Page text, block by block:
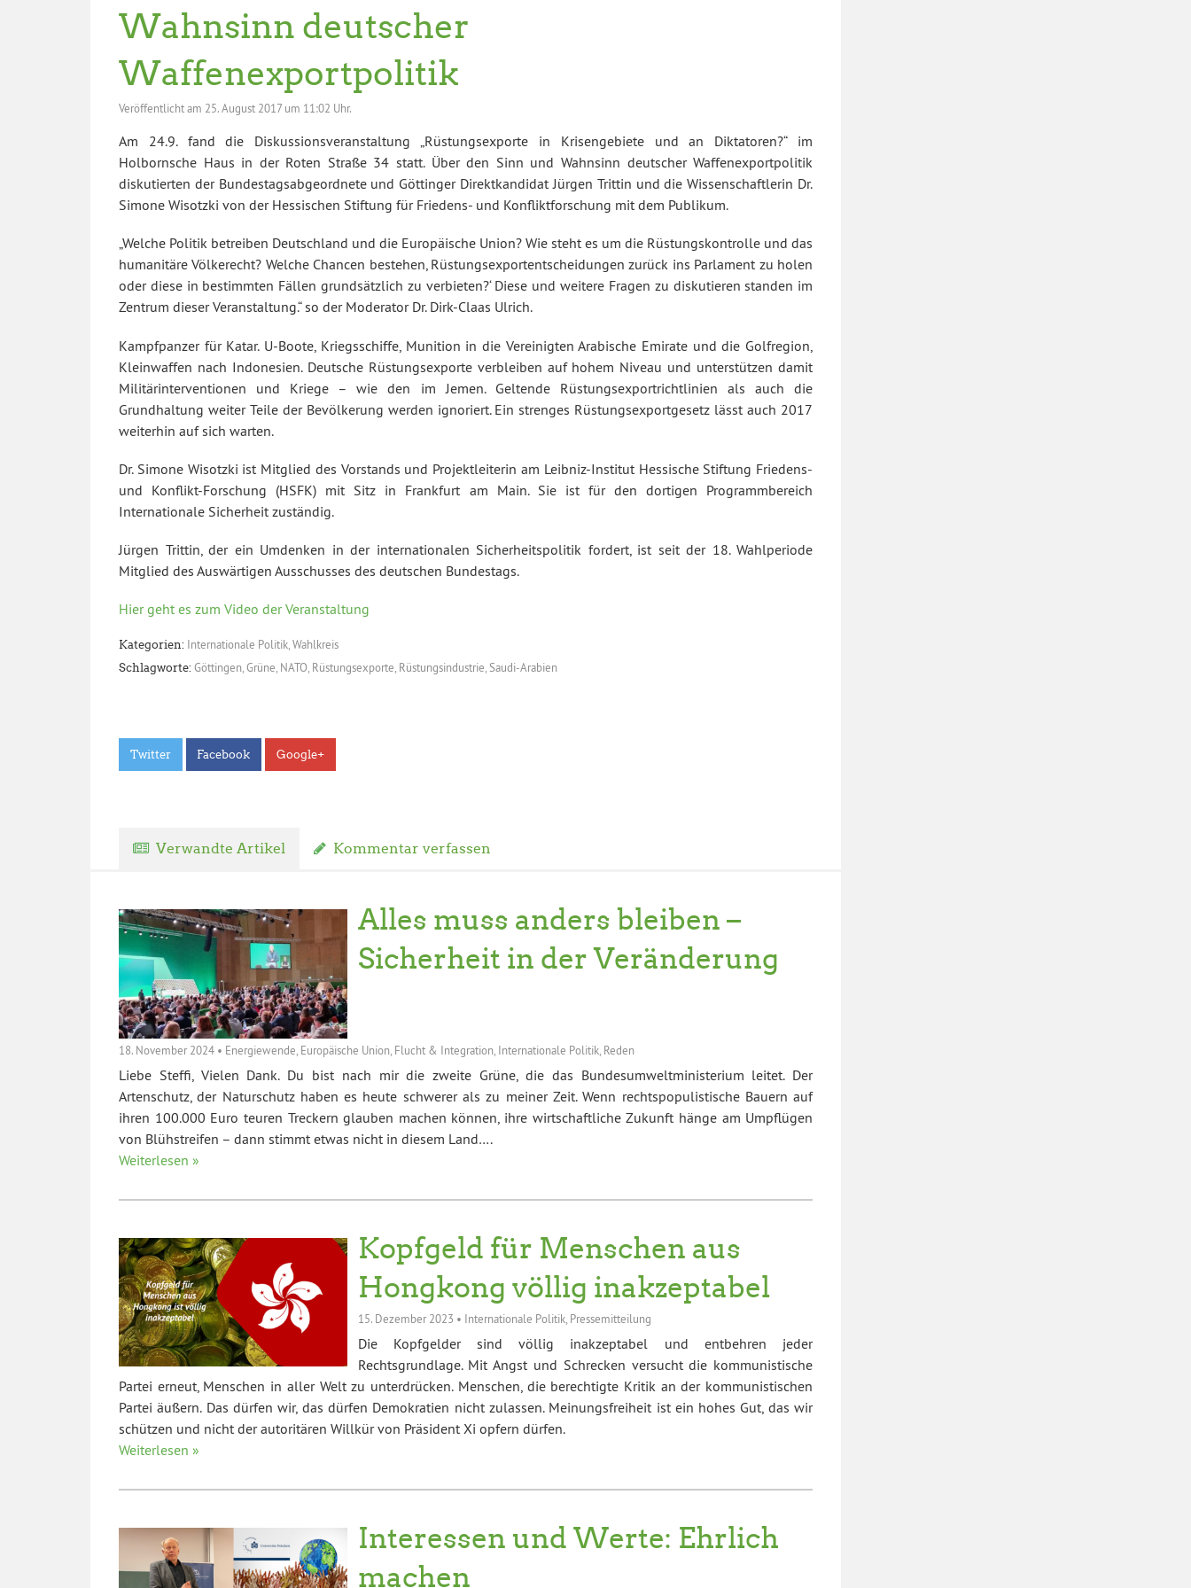
Wahnsinn deutscher
Waffenexportpolitik
Veröffentlicht am 25. August 2017 um 11:02 Uhr.
Am 24.9. fand die Diskussionsveranstaltung „Rüstungsexporte in Krisengebiete und an Diktatoren?“ im
Holbornsche Haus in der Roten Straße 34 statt. Über den Sinn und Wahnsinn deutscher Waffenexportpolitik
diskutierten der Bundestagsabgeordnete und Göttinger Direktkandidat Jürgen Trittin und die Wissenschaftlerin Dr.
Simone Wisotzki von der Hessischen Stiftung für Friedens- und Konfliktforschung mit dem Publikum.
„Welche Politik betreiben Deutschland und die Europäische Union? Wie steht es um die Rüstungskontrolle und das
humanitäre Völkerecht? Welche Chancen bestehen, Rüstungsexportentscheidungen zurück ins Parlament zu holen
oder diese in bestimmten Fällen grundsätzlich zu verbieten?‘ Diese und weitere Fragen zu diskutieren standen im
Zentrum dieser Veranstaltung.“ so der Moderator Dr. Dirk-Claas Ulrich.
Kampfpanzer für Katar. U-Boote, Kriegsschiffe, Munition in die Vereinigten Arabische Emirate und die Golfregion,
Kleinwaffen nach Indonesien. Deutsche Rüstungsexporte verbleiben auf hohem Niveau und unterstützen damit
Militärinterventionen und Kriege – wie den im Jemen. Geltende Rüstungsexportrichtlinien als auch die
Grundhaltung weiter Teile der Bevölkerung werden ignoriert. Ein strenges Rüstungsexportgesetz lässt auch 2017
weiterhin auf sich warten.
Dr. Simone Wisotzki ist Mitglied des Vorstands und Projektleiterin am Leibniz-Institut Hessische Stiftung Friedens-
und Konflikt-Forschung (HSFK) mit Sitz in Frankfurt am Main. Sie ist für den dortigen Programmbereich
Internationale Sicherheit zuständig.
Jürgen Trittin, der ein Umdenken in der internationalen Sicherheitspolitik fordert, ist seit der 18. Wahlperiode
Mitglied des Auswärtigen Ausschusses des deutschen Bundestags.
Hier geht es zum Video der Veranstaltung
Kategorien: Internationale Politik,Wahlkreis
Schlagworte: Göttingen Grüne NATO Rüstungsexporte Rüstungsindustrie Saudi-Arabien
Twitter Facebook Google+
Verwandte Artikel Kommentar verfassen
Alles muss anders bleiben –
Sicherheit in der Veränderung
18. November 2024 • Energiewende Europäische Union Flucht & Integration Internationale Politik Reden
Liebe Steffi, Vielen Dank. Du bist nach mir die zweite Grüne, die das Bundesumweltministerium leitet. Der
Artenschutz, der Naturschutz haben es heute schwerer als zu meiner Zeit. Wenn rechtspopulistische Bauern auf
ihren 100.000 Euro teuren Treckern glauben machen können, ihre wirtschaftliche Zukunft hänge am Umpflügen
von Blühstreifen – dann stimmt etwas nicht in diesem Land….
Weiterlesen »
Kopfgeld für Menschen aus
Hongkong völlig inakzeptabel
15. Dezember 2023 • Internationale Politik, Pressemitteilung
Die Kopfgelder sind völlig inakzeptabel und entbehren jeder
Rechtsgrundlage. Mit Angst und Schrecken versucht die kommunistische
Partei erneut, Menschen in aller Welt zu unterdrücken. Menschen, die berechtigte Kritik an der kommunistischen
Partei äußern. Das dürfen wir, das dürfen Demokratien nicht zulassen. Meinungsfreiheit ist ein hohes Gut, das wir
schützen und nicht der autoritären Willkür von Präsident Xi opfern dürfen.
Weiterlesen »
Interessen und Werte: Ehrlich
machen